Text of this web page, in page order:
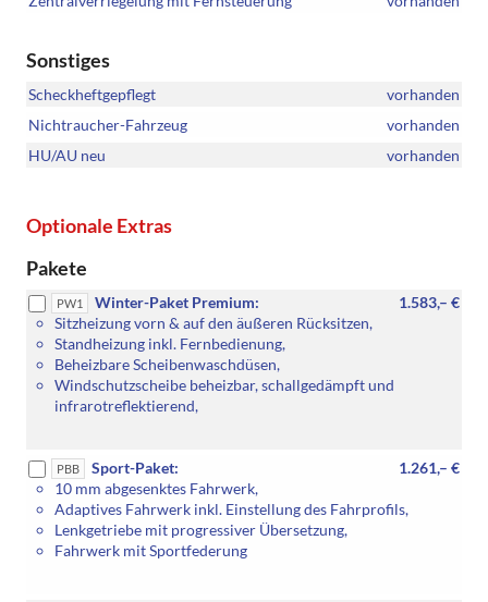
Sonstiges
Scheckheftgepflegt
vorhanden
Nichtraucher-Fahrzeug
vorhanden
HU/AU neu
vorhanden
Optionale Extras
Pakete
PW1 1.583,– €
Winter-Paket Premium:
Sitzheizung vorn & auf den äußeren Rücksitzen,
Standheizung inkl. Fernbedienung,
Beheizbare Scheibenwaschdüsen,
Windschutzscheibe beheizbar, schallgedämpft und
infrarotreflektierend,
PBB 1.261,– €
Sport-Paket:
10 mm abgesenktes Fahrwerk,
Adaptives Fahrwerk inkl. Einstellung des Fahrprofils,
Lenkgetriebe mit progressiver Übersetzung,
Fahrwerk mit Sportfederung